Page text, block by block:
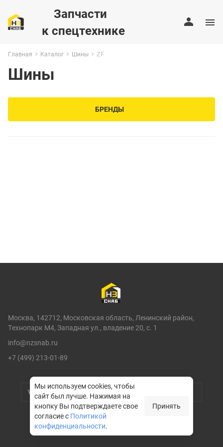
Запчасти
к спецтехнике
Главная Каталог Шины ZF
Шины
БРЕНДЫ
Москва, 142712, Московская область, Ленинский район,
Технопарк М4, Западная ул., владение 20, с. 1
info@nzsnab.ru
+7 (499) 213-01-89
Мы используем cookies, чтобы
сайт был лучше. Нажимая на
кнопку Вы подтверждаете свое
согласие с Политикой
конфиденциальности.
Принять